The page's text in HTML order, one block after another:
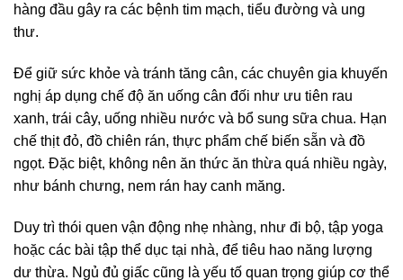
hàng đầu gây ra các bệnh tim mạch, tiểu đường và ung
thư.
Để giữ sức khỏe và tránh tăng cân, các chuyên gia khuyến
nghị áp dụng chế độ ăn uống cân đối như ưu tiên rau
xanh, trái cây, uống nhiều nước và bổ sung sữa chua. Hạn
chế thịt đỏ, đồ chiên rán, thực phẩm chế biến sẵn và đồ
ngọt. Đặc biệt, không nên ăn thức ăn thừa quá nhiều ngày,
như bánh chưng, nem rán hay canh măng.
Duy trì thói quen vận động nhẹ nhàng, như đi bộ, tập yoga
hoặc các bài tập thể dục tại nhà, để tiêu hao năng lượng
dư thừa. Ngủ đủ giấc cũng là yếu tố quan trọng giúp cơ thể